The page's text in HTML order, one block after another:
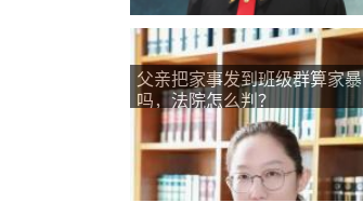
父亲把家事发到班级群算家暴
吗，法院怎么判？